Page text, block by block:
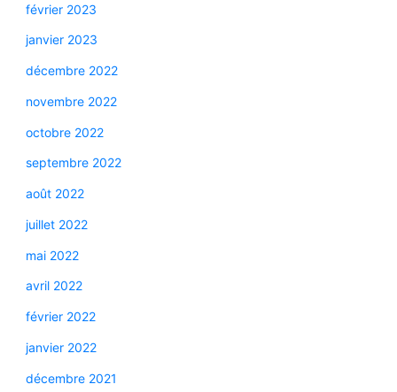
février 2023
janvier 2023
décembre 2022
novembre 2022
octobre 2022
septembre 2022
août 2022
juillet 2022
mai 2022
avril 2022
février 2022
janvier 2022
décembre 2021